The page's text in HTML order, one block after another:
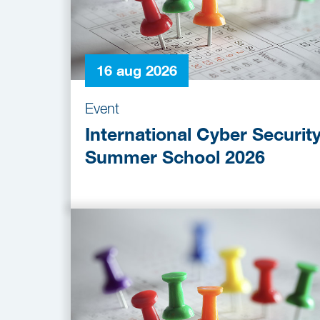
16 aug 2026
Event
International Cyber
Summer School 2026